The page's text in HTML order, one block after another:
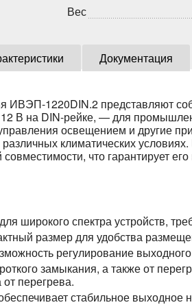
Вес
Документация
ИВЭП-1220DIN.2 представляют
В на DIN-рейке, — для
освещением и другие
различных климатических
совместимости, что гарантирует
широкого спектра устройств,
размер для удобства
регулирование
замыкания, а также от
перегрева.
стабильное